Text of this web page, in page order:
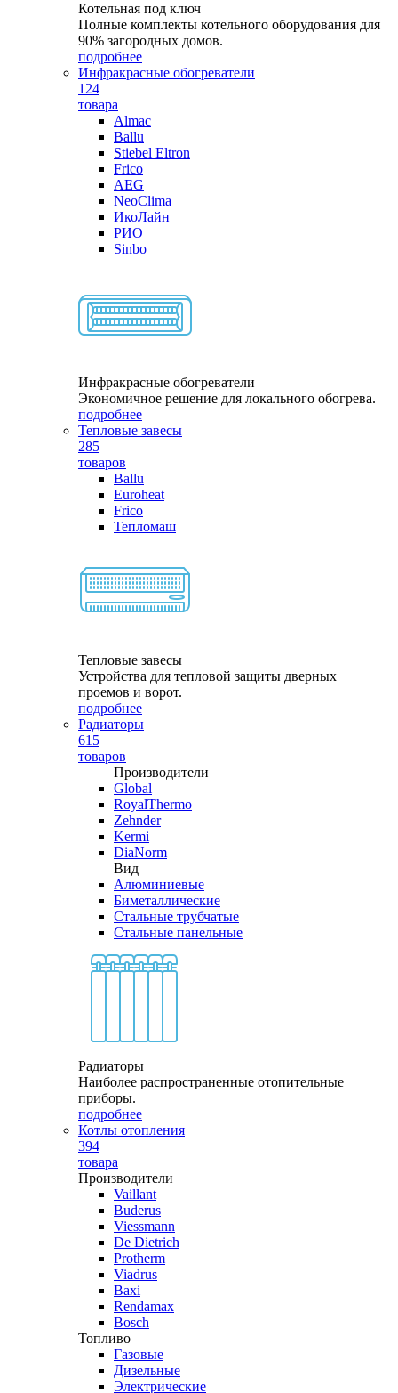
Котельная под ключ
Полные комплекты котельного оборудования для
90% загородных домов.
подробнее
Инфракрасные обогреватели
124
товара
Almac
Ballu
Stiebel Eltron
Frico
AEG
NeoClima
ИкоЛайн
РИО
Sinbo
Инфракрасные обогреватели
Экономичное решение для локального обогрева.
подробнее
Тепловые завесы
285
товаров
Ballu
Euroheat
Frico
Тепломаш
Тепловые завесы
Устройства для тепловой защиты дверных
проемов и ворот.
подробнее
Радиаторы
615
товаров
Производители
Global
RoyalThermo
Zehnder
Kermi
DiaNorm
Вид
Алюминиевые
Биметаллические
Стальные трубчатые
Стальные панельные
Радиаторы
Наиболее распространенные отопительные
приборы.
подробнее
Котлы отопления
394
товара
Производители
Vaillant
Buderus
Viessmann
De Dietrich
Protherm
Viadrus
Baxi
Rendamax
Bosch
Топливо
Газовые
Дизельные
Электрические